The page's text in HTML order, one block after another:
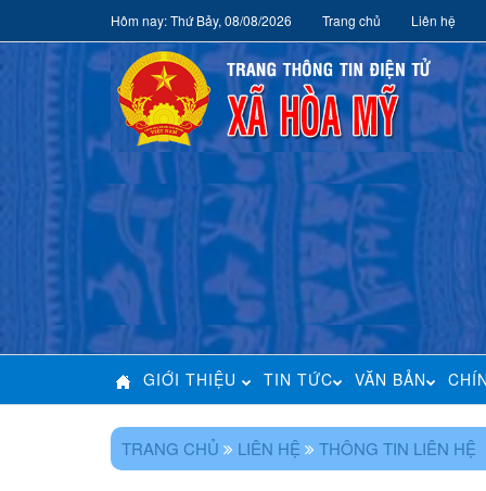
Hôm nay: Thứ Bảy, 08/08/2026 Trang chủ Liên hệ
GIỚI THIỆU TIN TỨC VĂN BẢN
TRANG CHỦ LIÊN HỆ THÔNG TIN LIÊN HỆ